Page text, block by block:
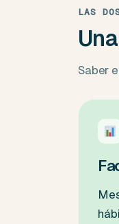
LAS
Saber